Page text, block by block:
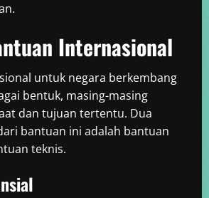
Internasional
untuk negara berkembang
bentuk, masing-masing
dan tujuan tertentu. Dua
bantuan ini adalah bantuan
teknis.